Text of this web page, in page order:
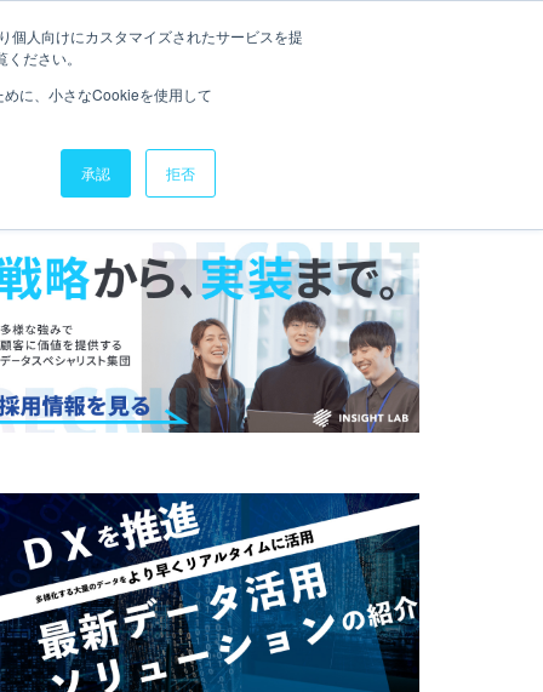
個人向けにカスタマイズされたサービスを提
ださい。
に、小さなCookieを使用して
承認 拒否
ナレッジ お役立ち資料